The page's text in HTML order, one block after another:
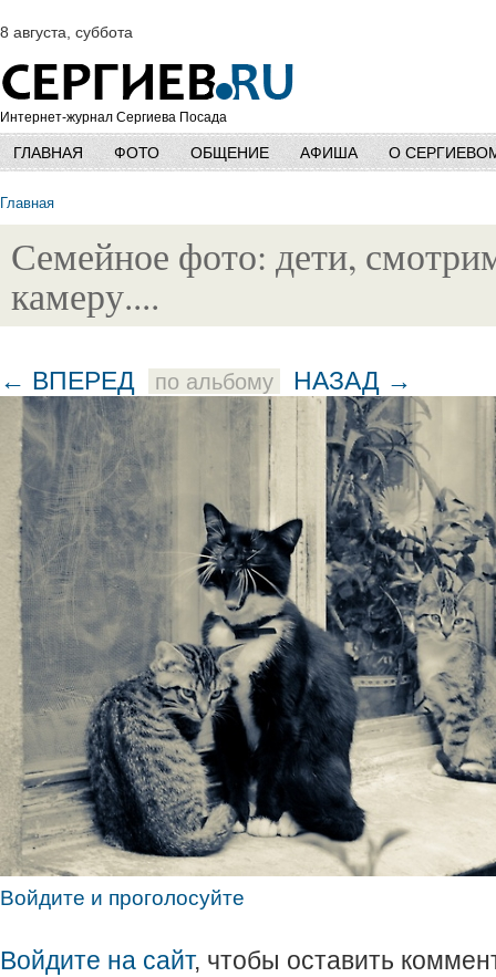
8 августа, суббота
Интернет-журнал Сергиева Посада
ГЛАВНАЯ ФОТО ОБЩЕНИЕ АФИША О
Главная
Семейное фото: дети,
камеру....
← ВПЕРЕД по альбому НАЗАД →
Войдите и проголосуйте
Войдите на сайт, чтобы оставить